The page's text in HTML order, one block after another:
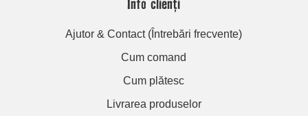
Ajutor & Contact (Întrebări frecvente)
Cum comand
Cum plătesc
Livrarea produselor